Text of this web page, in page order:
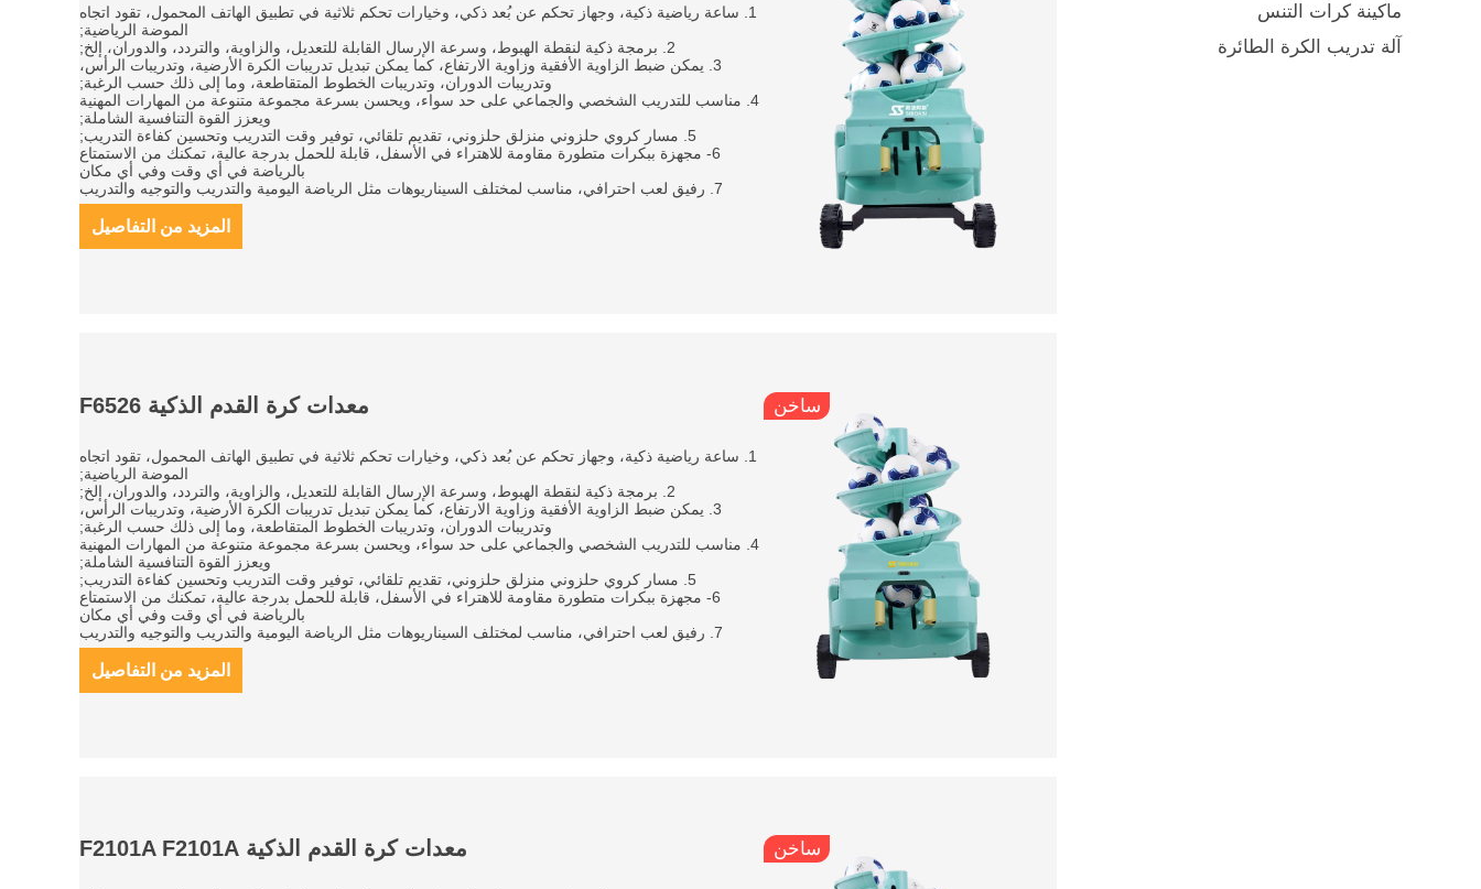
ماكينة كرات التنس
آلة تدريب الكرة الطائرة
1. ساعة رياضية ذكية، وجهاز تحكم عن بُعد ذكي، وخيارات تحكم ثلاثية في تطبيق الهاتف المحمول، تقود اتجاه
الموضة الرياضية;
2. برمجة ذكية لنقطة الهبوط، وسرعة الإرسال القابلة للتعديل، والزاوية، والتردد، والدوران، إلخ;
3. يمكن ضبط الزاوية الأفقية وزاوية الارتفاع، كما يمكن تبديل تدريبات الكرة الأرضية، وتدريبات الرأس،
وتدريبات الدوران، وتدريبات الخطوط المتقاطعة، وما إلى ذلك حسب الرغبة;
4. مناسب للتدريب الشخصي والجماعي على حد سواء، ويحسن بسرعة مجموعة متنوعة من المهارات المهنية
ويعزز القوة التنافسية الشاملة;
5. مسار كروي حلزوني منزلق حلزوني، تقديم تلقائي، توفير وقت التدريب وتحسين كفاءة التدريب;
6- مجهزة ببكرات متطورة مقاومة للاهتراء في الأسفل، قابلة للحمل بدرجة عالية، تمكنك من الاستمتاع
بالرياضة في أي وقت وفي أي مكان
7. رفيق لعب احترافي، مناسب لمختلف السيناريوهات مثل الرياضة اليومية والتدريب والتوجيه والتدريب
المزيد من التفاصيل
ساخن معدات كرة القدم الذكية F6526
1. ساعة رياضية ذكية، وجهاز تحكم عن بُعد ذكي، وخيارات تحكم ثلاثية في تطبيق الهاتف المحمول، تقود اتجاه
الموضة الرياضية;
2. برمجة ذكية لنقطة الهبوط، وسرعة الإرسال القابلة للتعديل، والزاوية، والتردد، والدوران، إلخ;
3. يمكن ضبط الزاوية الأفقية وزاوية الارتفاع، كما يمكن تبديل تدريبات الكرة الأرضية، وتدريبات الرأس،
وتدريبات الدوران، وتدريبات الخطوط المتقاطعة، وما إلى ذلك حسب الرغبة;
4. مناسب للتدريب الشخصي والجماعي على حد سواء، ويحسن بسرعة مجموعة متنوعة من المهارات المهنية
ويعزز القوة التنافسية الشاملة;
5. مسار كروي حلزوني منزلق حلزوني، تقديم تلقائي، توفير وقت التدريب وتحسين كفاءة التدريب;
6- مجهزة ببكرات متطورة مقاومة للاهتراء في الأسفل، قابلة للحمل بدرجة عالية، تمكنك من الاستمتاع
بالرياضة في أي وقت وفي أي مكان
7. رفيق لعب احترافي، مناسب لمختلف السيناريوهات مثل الرياضة اليومية والتدريب والتوجيه والتدريب
المزيد من التفاصيل
ساخن معدات كرة القدم الذكية F2101A F2101A